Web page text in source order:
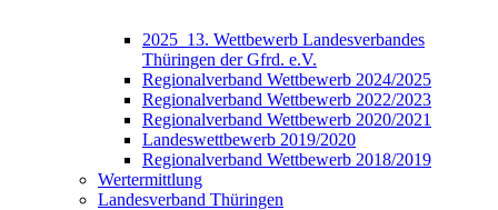
2025_13. Wettbewerb Landesverbandes
Thüringen der Gfrd. e.V.
Regionalverband Wettbewerb 2024/2025
Regionalverband Wettbewerb 2022/2023
Regionalverband Wettbewerb 2020/2021
Landeswettbewerb 2019/2020
Regionalverband Wettbewerb 2018/2019
Wertermittlung
Landesverband Thüringen